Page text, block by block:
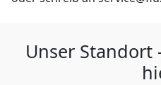
Unser Standort